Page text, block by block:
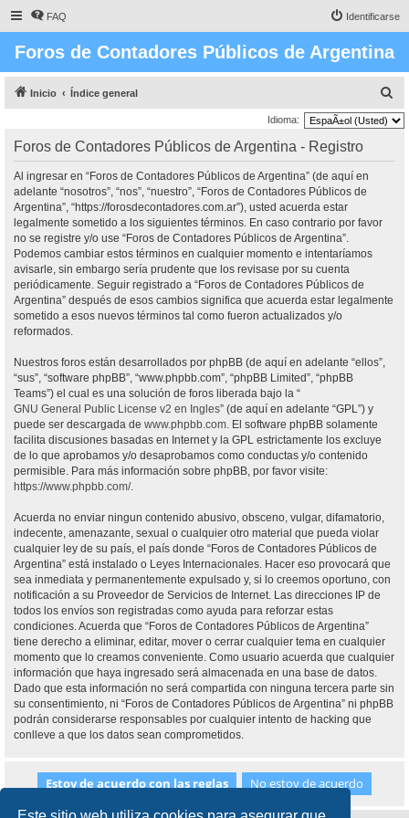
FAQ Identificarse
Foros de Contadores Públicos de Argentina
Inicio Índice general
u
Idioma:
Foros de Contadores Públicos de Argentina - Registro
Al ingresar en “Foros de Contadores Públicos de Argentina” (de aquí en
adelante “nosotros”, “nos”, “nuestro”, “Foros de Contadores Públicos de
Argentina”, “https://forosdecontadores.com.ar”), usted acuerda estar
legalmente sometido a los siguientes términos. En caso contrario por favor
no se registre y/o use “Foros de Contadores Públicos de Argentina”.
Podemos cambiar estos términos en cualquier momento e intentaríamos
avisarle, sin embargo sería prudente que los revisase por su cuenta
periódicamente. Seguir registrado a “Foros de Contadores Públicos de
Argentina” después de esos cambios significa que acuerda estar legalmente
sometido a esos nuevos términos tal como fueron actualizados y/o
reformados.
Nuestros foros están desarrollados por phpBB (de aquí en adelante “ellos”,
“sus”, “software phpBB”, “www.phpbb.com”, “phpBB Limited”, “phpBB
Teams”) el cual es una solución de foros liberada bajo la “
GNU General Public License v2 en Ingles” (de aquí en adelante “GPL”) y
puede ser descargada de www.phpbb.com. El software phpBB solamente
facilita discusiones basadas en Internet y la GPL estrictamente los excluye
de lo que aprobamos y/o desaprobamos como conductas y/o contenido
permisible. Para más información sobre phpBB, por favor visite:
https://www.phpbb.com/.
Acuerda no enviar ningun contenido abusivo, obsceno, vulgar, difamatorio,
indecente, amenazante, sexual o cualquier otro material que pueda violar
cualquier ley de su país, el país donde “Foros de Contadores Públicos de
Argentina” está instalado o Leyes Internacionales. Hacer eso provocará que
sea inmediata y permanentemente expulsado y, si lo creemos oportuno, con
notificación a su Proveedor de Servicios de Internet. Las direcciones IP de
todos los envíos son registradas como ayuda para reforzar estas
condiciones. Acuerda que “Foros de Contadores Públicos de Argentina”
tiene derecho a eliminar, editar, mover o cerrar cualquier tema en cualquier
momento que lo creamos conveniente. Como usuario acuerda que cualquier
información que haya ingresado será almacenada en una base de datos.
Dado que esta información no será compartida con ninguna tercera parte sin
su consentimiento, ni “Foros de Contadores Públicos de Argentina” ni phpBB
podrán considerarse responsables por cualquier intento de hacking que
conlleve a que los datos sean comprometidos.